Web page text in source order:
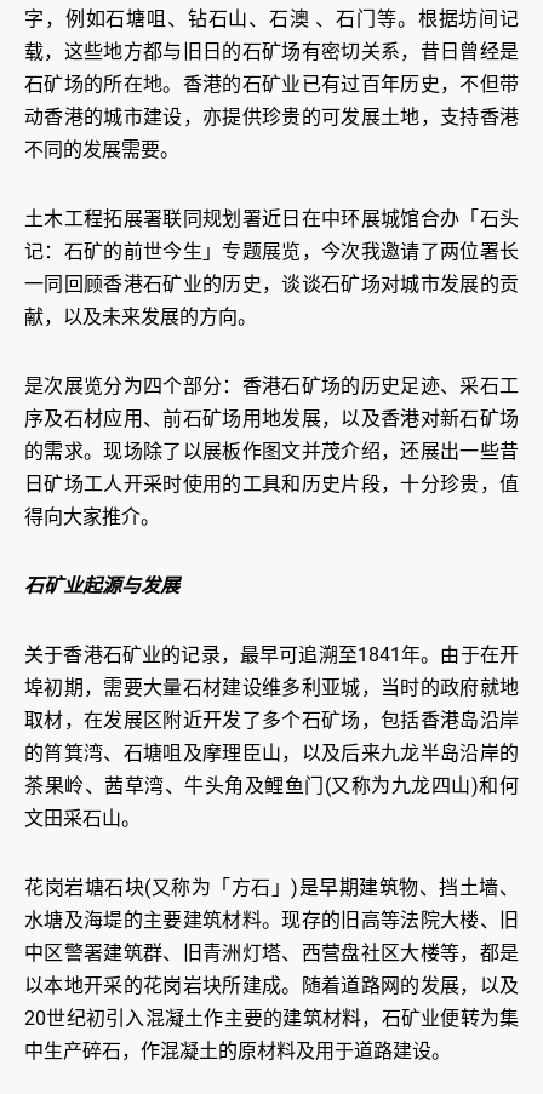
字，例如石塘咀、钻石山、石澳 、石门等。根据坊间记
载，这些地方都与旧日的石矿场有密切关系，昔日曾经是
石矿场的所在地。香港的石矿业已有过百年历史，不但带
动香港的城市建设，亦提供珍贵的可发展土地，支持香港
不同的发展需要。
土木工程拓展署联同规划署近日在中环展城馆合办「石头
记：石矿的前世今生」专题展览，今次我邀请了两位署长
一同回顾香港石矿业的历史，谈谈石矿场对城市发展的贡
献，以及未来发展的方向。
是次展览分为四个部分：香港石矿场的历史足迹、采石工
序及石材应用、前石矿场用地发展，以及香港对新石矿场
的需求。现场除了以展板作图文并茂介绍，还展出一些昔
日矿场工人开采时使用的工具和历史片段，十分珍贵，值
得向大家推介。
石矿业起源与发展
关于香港石矿业的记录，最早可追溯至1841年。由于在开
埠初期，需要大量石材建设维多利亚城，当时的政府就地
取材，在发展区附近开发了多个石矿场，包括香港岛沿岸
的筲箕湾、石塘咀及摩理臣山，以及后来九龙半岛沿岸的
茶果岭、茜草湾、牛头角及鲤鱼门(又称为九龙四山)和何
文田采石山。
花岗岩塘石块(又称为「方石」)是早期建筑物、挡土墙、
水塘及海堤的主要建筑材料。现存的旧高等法院大楼、旧
中区警署建筑群、旧青洲灯塔、西营盘社区大楼等，都是
以本地开采的花岗岩块所建成。随着道路网的发展，以及
20世纪初引入混凝土作主要的建筑材料，石矿业便转为集
中生产碎石，作混凝土的原材料及用于道路建设。